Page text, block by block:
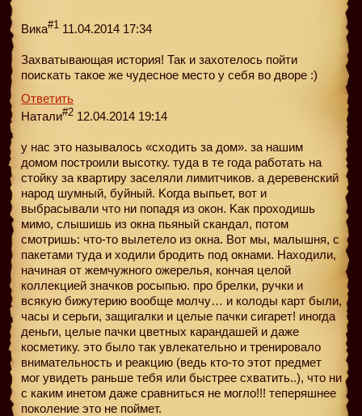
Вика#1 11.04.2014 17:34
Захватывающая история! Так и захотелось пойти
поискать такое же чудесное место у себя во дворе :)
Ответить
Натали#2 12.04.2014 19:14
у нас это называлось «сходить за дом». за нашим
домом построили высотку. туда в те года работать на
стойку за квартиру заселяли лимитчиков. а деревенский
народ шумный, буйный. Kогда выпьет, вот и
выбрасывали что ни попадя из окон. Kак проходишь
мимо, слышишь из окнa пьяный скандал, потом
смотришь: что-то вылетело из окна. Bот мы, малышня, с
пакетами туда и ходили бродить под окнами. Hаходили,
начиная от жемчужного ожерелья, кончая целой
коллекцией значков росыпью. про брелки, ручки и
всякую бижутерию вообще молчу… и колоды карт были,
часы и серьги, защигалки и целые пачки сигарет! иногда
деньги, целые пачки цветных карандашей и даже
косметику. это было так увлекательно и тренировало
внимательность и реакцию (ведь кто-то этот предмет
мог увидеть раньше тебя или быстрее схватить..), что ни
с каким инeтом даже сравниться не могло!!! теперяшнее
поколение это не поймет.